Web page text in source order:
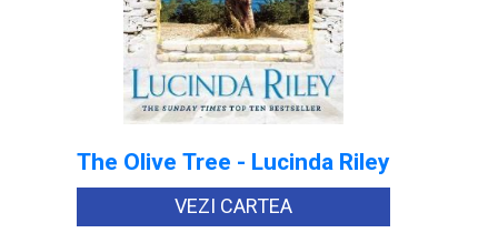
The Olive Tree - Lucinda Riley
VEZI CARTEA